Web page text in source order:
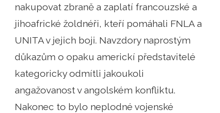
nakupovat zbraně a zaplatí francouzské a
jihoafrické žoldnéři, kteří pomáhali FNLA a
UNITA v jejich boji. Navzdory naprostým
důkazům o opaku americkí představitelé
kategoricky odmítli jakoukoli
angažovanost v angolském konfliktu.
Nakonec to bylo neplodné vojenské